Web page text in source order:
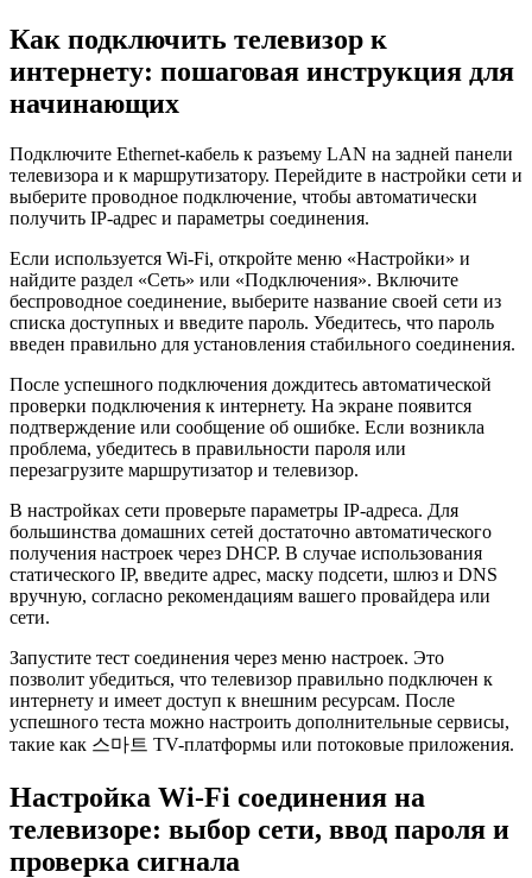
Как подключить телевизор к
интернету: пошаговая инструкция для
начинающих
Подключите Ethernet-кабель к разъему LAN на задней панели
телевизора и к маршрутизатору. Перейдите в настройки сети и
выберите проводное подключение, чтобы автоматически
получить IP-адрес и параметры соединения.
Если используется Wi-Fi, откройте меню «Настройки» и
найдите раздел «Сеть» или «Подключения». Включите
беспроводное соединение, выберите название своей сети из
списка доступных и введите пароль. Убедитесь, что пароль
введен правильно для установления стабильного соединения.
После успешного подключения дождитесь автоматической
проверки подключения к интернету. На экране появится
подтверждение или сообщение об ошибке. Если возникла
проблема, убедитесь в правильности пароля или
перезагрузите маршрутизатор и телевизор.
В настройках сети проверьте параметры IP-адреса. Для
большинства домашних сетей достаточно автоматического
получения настроек через DHCP. В случае использования
статического IP, введите адрес, маску подсети, шлюз и DNS
вручную, согласно рекомендациям вашего провайдера или
сети.
Запустите тест соединения через меню настроек. Это
позволит убедиться, что телевизор правильно подключен к
интернету и имеет доступ к внешним ресурсам. После
успешного теста можно настроить дополнительные сервисы,
такие как 스마트 TV-платформы или потоковые приложения.
Настройка Wi-Fi соединения на
телевизоре: выбор сети, ввод пароля и
проверка сигнала